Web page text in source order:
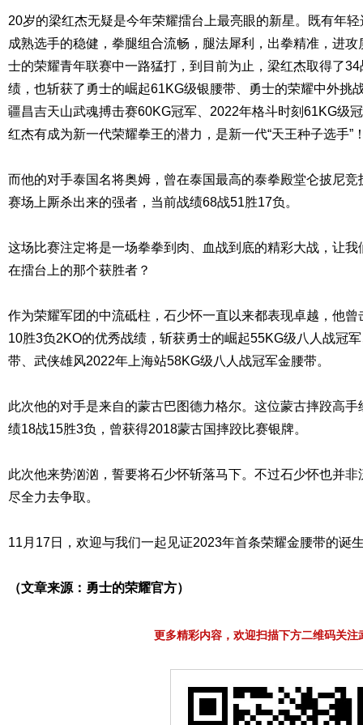
20岁的梁红杰无疑是今年荣耀擂台上最亮眼的新星。既有年
成熟选手的稳健，拳腿组合流畅，腿法犀利，出拳精准，进
士的荣耀青年联赛中一路猛打，到目前为止，梁红杰取得了
绩，也斩获了勇士的崛起61KG级银腰带、勇士的荣耀中外挑
疆昌吉天山武魂搏击赛60KG冠军、2022年格斗时刻61KG级
红杰有成为新一代荣耀拳王的潜力，是新一代“天王种子选手”
而他的对手泰国名将奥姆，曾在泰国最高的泰拳殿堂仑披尼
赛场上厮杀出来的强者，当前战绩68战51胜17负。
这场比赛注定将是一场拳拳到肉、血战到底的精彩大战，让
在擂台上的那个获胜者？
作为荣耀军团的中流砥柱，石少怀一直以来都表现卓越，他
10胜3负2KO的优秀战绩，斩获勇士的崛起55KG级八人战冠
带、武侠雄风2022年上海站58KG级八人战冠军金腰带。
此次他的对手是来自的蒙古巴图德力格尔。这位蒙古摔跤高
绩18战15胜3负，曾获得2018蒙古国摔跤比赛银牌。
此次他来势汹汹，誓要将石少怀斩落马下。不过石少怀也并
尽全力去争取。
11月17日，欢迎与我们一起见证2023年首条荣耀金腰带的诞
（文章来源：勇士的荣耀官方）
更多精彩内容，欢迎扫描下方二维码关注